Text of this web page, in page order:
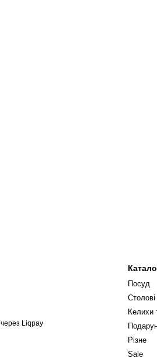
Посуд
Келихи
Різне
Sale